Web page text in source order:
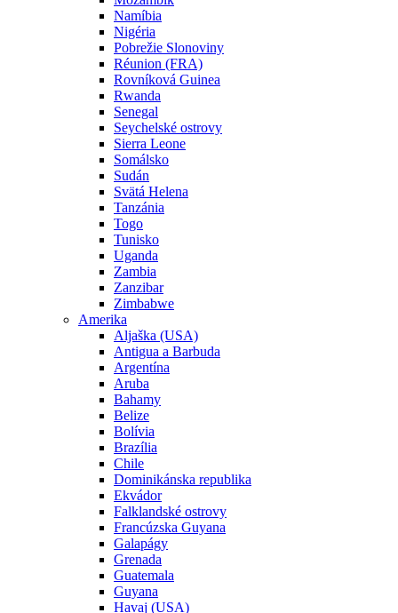
Namíbia
Nigéria
Pobrežie Slonoviny
Réunion (FRA)
Rovníková Guinea
Rwanda
Senegal
Seychelské ostrovy
Sierra Leone
Somálsko
Sudán
Svätá Helena
Tanzánia
Togo
Tunisko
Uganda
Zambia
Zanzibar
Zimbabwe
Amerika
Aljaška (USA)
Antigua a Barbuda
Argentína
Aruba
Bahamy
Belize
Bolívia
Brazília
Chile
Dominikánska republika
Ekvádor
Falklandské ostrovy
Francúzska Guyana
Galapágy
Grenada
Guatemala
Guyana
Havaj (USA)